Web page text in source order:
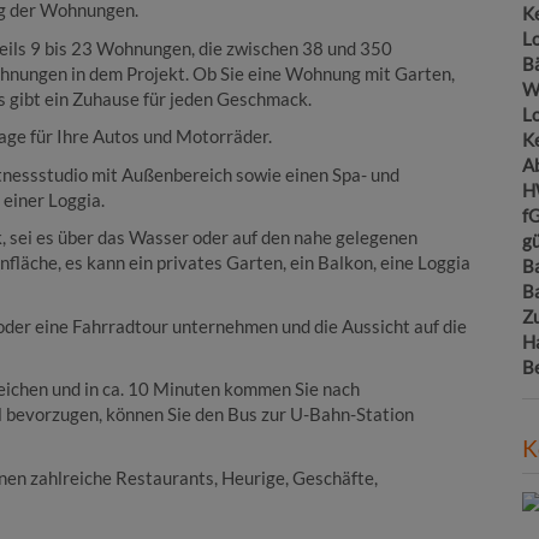
der Wohnungen.
9 bis 23 Wohnungen, die zwischen 38 und 350
in dem Projekt. Ob Sie eine Wohnung mit Garten,
ein Zuhause für jeden Geschmack.
für Ihre Autos und Motorräder.
mit Außenbereich sowie einen Spa- und
Loggia.
es über das Wasser oder auf den nahe gelegenen
es kann ein privates Garten, ein Balkon, eine Loggia
eine Fahrradtour unternehmen und die Aussicht auf die
und in ca. 10 Minuten kommen Sie nach
können Sie den Bus zur U-Bahn-Station
zahlreiche Restaurants, Heurige, Geschäfte,